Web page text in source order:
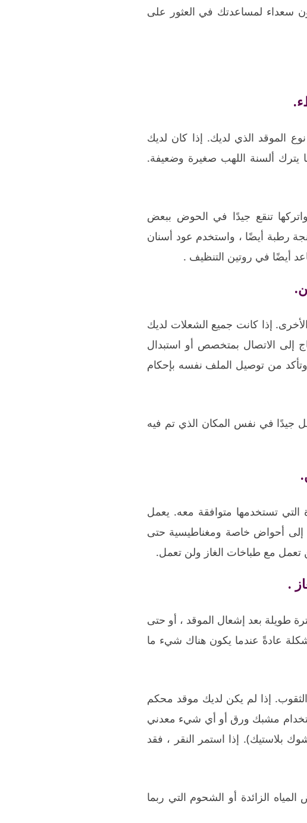
سعداء لمساعدتك في العثور على
الموقد الذي لديك. إذا كان لديك
يترك ألسنة اللهب صغيرة وضعيفة.
تنقع جيدًا في الحوض ببعض
رطبة أيضًا ، واستخدم عود أسنان
أيضًا في روتين التنظيف .
إذا كانت جميع الشعلات لديك
إلى الاتصال بمتخصص أو استبدال
من توصيل الملف نفسه بإحكام
جيدًا في نفس المكان الذي تم فيه
تستخدمها متوافقة معه. يعمل
إلى أحواض خاصة ومغناطيسية حتى
تعمل مع طباخات الغاز ولن تعمل.
طويلة بعد إشعال الموقد ، أو حتى
عادةً عندما يكون هناك شيء ما
إذا لم يكن لديك موقد محكم
مشبك ورق أو أي شيء معدني
بلاستيك). إذا استمر النقر ، فقد
الزائدة أو الشحوم التي ربما